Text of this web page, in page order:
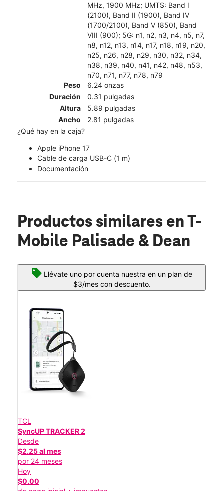
MHz, 1900 MHz; UMTS: Band I
(2100), Band II (1900), Band IV
(1700/2100), Band V (850), Band
VIII (900); 5G: n1, n2, n3, n4, n5, n7,
n8, n12, n13, n14, n17, n18, n19, n20,
n25, n26, n28, n29, n30, n32, n34,
n38, n39, n40, n41, n42, n48, n53,
n70, n71, n77, n78, n79
Peso
6.24 onzas
Duración
0.31 pulgadas
Altura
5.89 pulgadas
Ancho
2.81 pulgadas
¿Qué hay en la caja?
Apple iPhone 17
Cable de carga USB-C (1 m)
Documentación
Productos similares en T-
Mobile Palisade & Dean
Llévate uno por cuenta nuestra en un plan de
$3/mes con descuento.
TCL
SyncUP TRACKER 2
Desde
$2.25 al mes
por 24 meses
Hoy
$0.00